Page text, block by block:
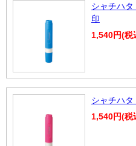
シャチハ
印
1,540円(税
シャチハ
1,540円(税